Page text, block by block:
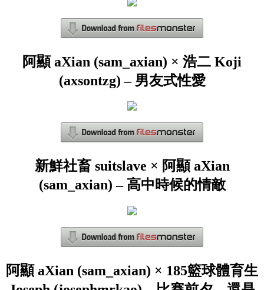
阿顯 aXian (sam_axian) × 浩二 Koji
(axsontzg) – 男友式性愛
新鮮社畜 suitslave × 阿顯 aXian
(sam_axian) – 高中時候的情敵
阿顯 aXian (sam_axian) × 185籃球體育生